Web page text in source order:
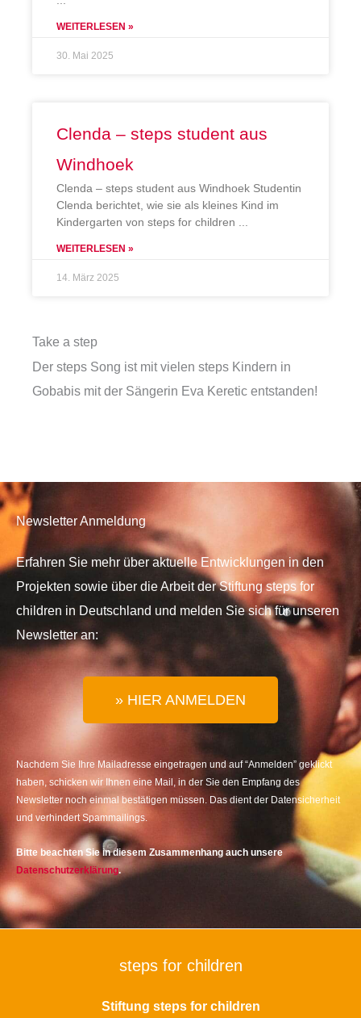
WEITERLESEN »
30. Mai 2025
Clenda – steps student aus
Windhoek
Clenda – steps student aus Windhoek Studentin
Clenda berichtet, wie sie als kleines Kind im
Kindergarten von steps for children
WEITERLESEN »
14. März 2025
Take a step
Der steps Song ist mit vielen steps Kindern in
Gobabis mit der Sängerin Eva Keretic entstanden!
Newsletter Anmeldung
Erfahren Sie mehr über aktuelle Entwicklungen in den
Projekten sowie über die Arbeit der Stiftung steps for
children in Deutschland und melden Sie sich für unseren
Newsletter an:
» HIER ANMELDEN
Nachdem Sie Ihre Mailadresse eingetragen und auf “Anmelden” geklickt
haben, schicken wir Ihnen eine Mail, in der Sie den Empfang des
Newsletter noch einmal bestätigen müssen. Das dient der Datensicherheit
und verhindert Spammailings.
Bitte beachten Sie in diesem Zusammenhang auch unsere
Datenschutzerklärung.
steps for children
Stiftung steps for children